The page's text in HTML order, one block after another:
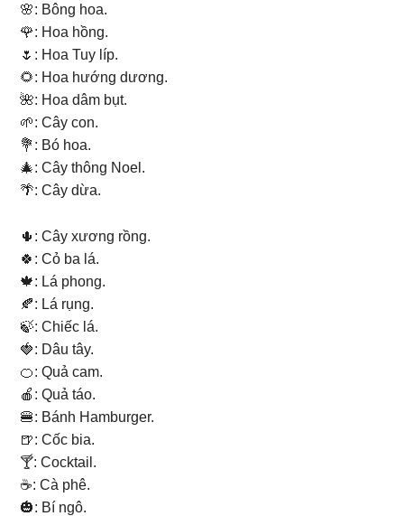
🌸: Bông hoa.
🌹: Hoa hồng.
🌷: Hoa Tuy líp.
🌻: Hoa hướng dương.
🌺: Hoa dâm bụt.
🌱: Cây con.
💐: Bó hoa.
🎄: Cây thông Noel.
🌴: Cây dừa.
🌵: Cây xương rồng.
🍀: Cỏ ba lá.
🍁: Lá phong.
🍂: Lá rụng.
🍃: Chiếc lá.
🍓: Dâu tây.
🍊: Quả cam.
🍎: Quả táo.
🍔: Bánh Hamburger.
🍺: Cốc bia.
🍸: Cocktail.
☕: Cà phê.
🎃: Bí ngô.